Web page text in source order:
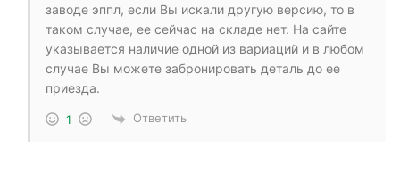
заводе эппл, если Вы искали другую версию, то в
таком случае, ее сейчас на складе нет. На сайте
указывается наличие одной из вариаций и в любом
случае Вы можете забронировать деталь до ее
приезда.
1 Ответить